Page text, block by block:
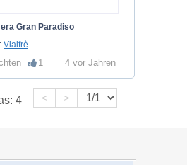
Gran Paradiso
Vialfrè
1 4 vor Jahren
4 < >